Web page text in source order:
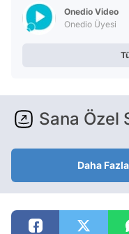
Onedio Video
Onedio Üyesi
Sana Özel
Daha